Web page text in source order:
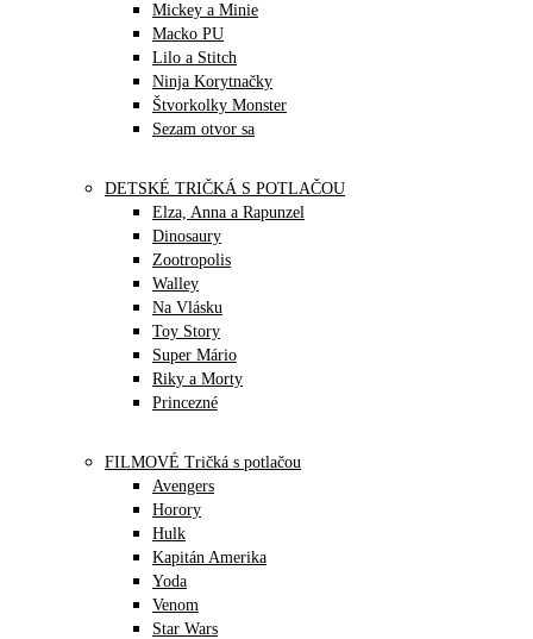
Mickey a Minie
Macko PU
Lilo a Stitch
Ninja Korytnačky
Štvorkolky Monster
Sezam otvor sa
DETSKÉ TRIČKÁ S POTLAČOU
Elza, Anna a Rapunzel
Dinosaury
Zootropolis
Walley
Na Vlásku
Toy Story
Super Mário
Riky a Morty
Princezné
FILMOVÉ Tričká s potlačou
Avengers
Horory
Hulk
Kapitán Amerika
Yoda
Venom
Star Wars